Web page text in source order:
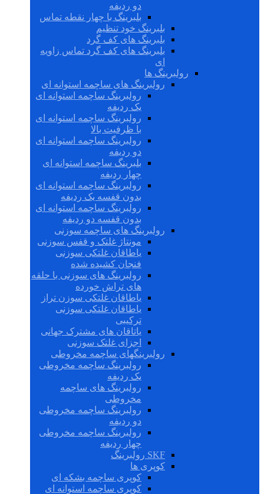
دو ردیفه
بلبرینگ با چهار نقطه تماس
بلبرینگ خود تنظیم
بلبرینگ های کف گرد
بلبرینگ های کف گرد تماس زاویه
ای
رولبرینگ ها
رولبرینگ های ساچمه استوانه ای
رولبرینگ ساچمه استوانه ای
یک ردیفه
رولبرینگ ساچمه استوانه ای
با ظرفیت بالا
رولبرینگ ساچمه استوانه ای
دو ردیفه
بلبرینگ ساچمه استوانه ای
چهار ردیفه
رولبرینگ ساچمه استوانه ای
بدون قفسه یک ردیفه
رولبرینگ ساچمه استوانه ای
بدون قفسه دو ردیفه
رولبرینگ های ساچمه سوزنی
مونتاژ غلتک و قفس سوزنی
یاطاقان غلتکی سوزنی
فنجان کشیده شده
رولبرینگ های سوزنی با حلقه
های تراش خورده
یاطاقان غلتکی سوزن تراز
یاطاقان غلتکی سوزنی
ترکیبی
یاتاقان های مشترک جهانی
اجزای غلتک سوزنی
رولبرینگهای ساچمه مخروطی
رولبرینگ ساچمه مخروطی
یک ردیفه
رولبرینگ های ساچمه
مخروطی
رولبرینگ ساچمه مخروطی
دو ردیفه
رولبرینگ ساچمه مخروطی
چهار ردیفه
SKF رولبرینگ
کوپری ها
کوپری ساچمه بشکه ای
کوپری ساچمه استوانه ای